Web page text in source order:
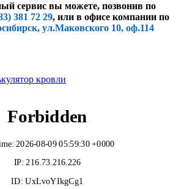
сервис вы можете, позвонив по
381 72 29, или в офисе компании по
ул.Маковского 10, оф.114
кровли